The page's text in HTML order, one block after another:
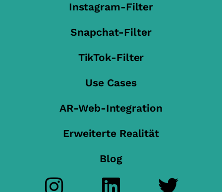
Instagram-Filter
Snapchat-Filter
TikTok-Filter
Use Cases
AR-Web-Integration
Erweiterte Realität
Blog